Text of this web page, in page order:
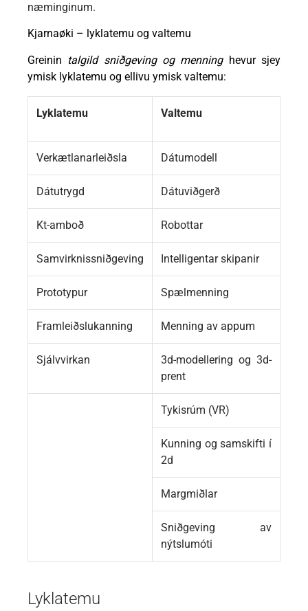
næminginum.
Kjarnaøki – lyklatemu og valtemu
Greinin talgild sniðgeving og menninghevur sjey
ymisk lyklatemu og ellivu ymisk valtemu:
Lyklatemu Valtemu
Verkætlanarleiðsla Dátumodell
Dátutrygd Dátuviðgerð
Kt-amboð Robottar
Samvirknissniðgeving Intelligentar skipanir
Prototypur Spælmenning
Framleiðslukanning Menning av appum
Sjálvvirkan
3d-modellering og 3d-
prent
Tykisrúm (VR)
Kunning og samskifti í
2d
Margmiðlar
Sniðgeving av
nýtslumóti
Lyklatemu